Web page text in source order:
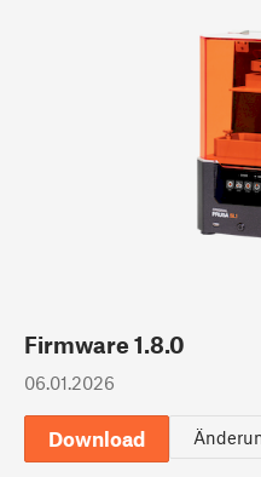
Firmware 1.8.0
06.01.2026
Download